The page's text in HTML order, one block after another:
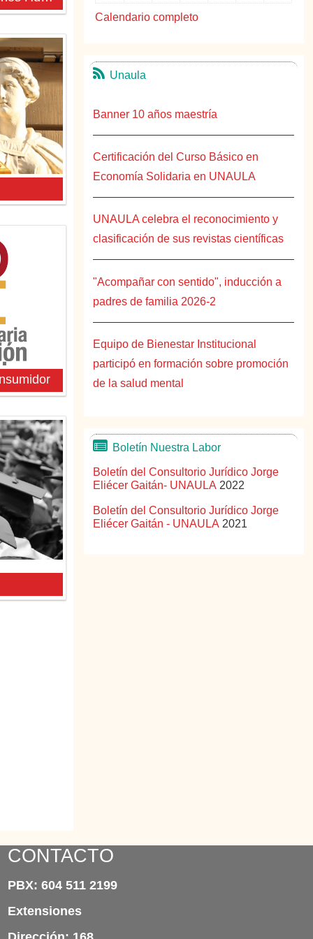
Calendario completo
Unaula
Banner 10 años maestría
Certificación del Curso Básico en
Economía Solidaria en UNAULA
UNAULA celebra el reconocimiento y
clasificación de sus revistas científicas
"Acompañar con sentido", inducción a
padres de familia 2026-2
Equipo de Bienestar Institucional
participó en formación sobre promoción
de la salud mental
Boletín Nuestra Labor
Boletín del Consultorio Jurídico Jorge
Eliécer Gaitán- UNAULA 2022
Boletín del Consultorio Jurídico Jorge
Eliécer Gaitán - UNAULA 2021
CONTACTO
PBX: 604 511 2199
Extensiones